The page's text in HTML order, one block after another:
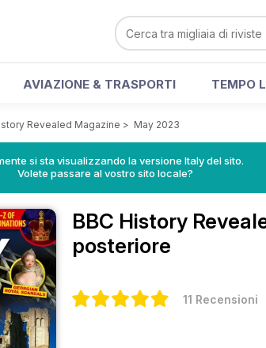
AVIAZIONE & TRASPORTI TEMPO
Revealed Magazine > May 2023
si sta visualizzando la versione Italy del sito.
Volete passare al vostro sito locale?
BBC History
posteriore
11 Recensioni